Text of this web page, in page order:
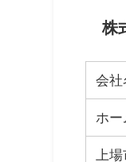
株
会社
ホー
上